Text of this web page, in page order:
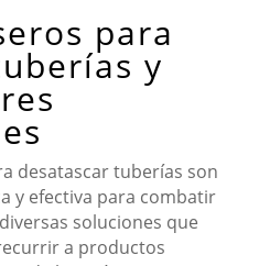
para
y
desatascar tuberías son
y efectiva para combatir
soluciones que
a productos